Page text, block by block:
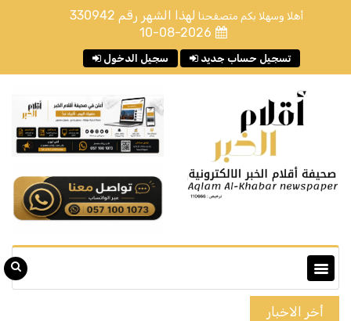
أهلا وسهلا بكم متصفحنا لهذا الشهر رقم 330942
10-08-2026
سجيل الدخول تسجيل حساب جديد
أخر الاخبار